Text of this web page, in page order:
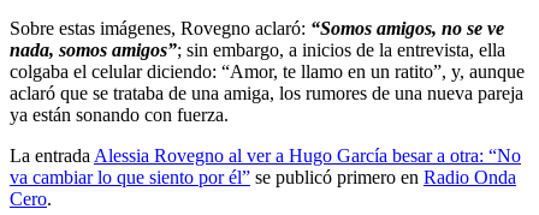
Sobre estas imágenes, Rovegno aclaró: “Somos amigos, no se ve
nada, somos amigos”; sin embargo, a inicios de la entrevista, ella
colgaba el celular diciendo: “Amor, te llamo en un ratito”, y, aunque
aclaró que se trataba de una amiga, los rumores de una nueva pareja
ya están sonando con fuerza.
La entrada Alessia Rovegno al ver a Hugo García besar a otra: “No
va cambiar lo que siento por él” se publicó primero en Radio Onda
Cero.